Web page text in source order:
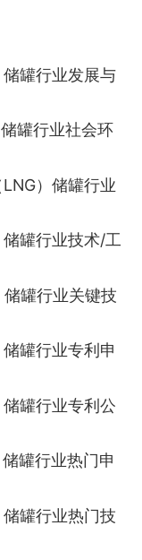
罐行业发展与
罐行业社会环
）储罐行业
罐行业技术/工
罐行业关键技
罐行业专利申
罐行业专利公
罐行业热门申
罐行业热门技